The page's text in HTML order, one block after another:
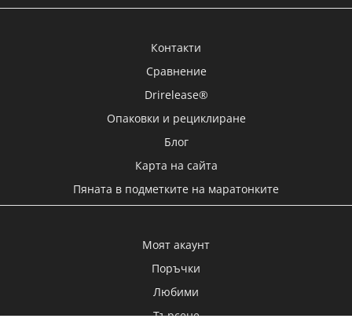
Контакти
Сравнение
Drirelease®
Опаковки и рециклиране
Блог
Карта на сайта
Пяната в подметките на маратонките
Моят акаунт
Поръчки
Любими
Търсене